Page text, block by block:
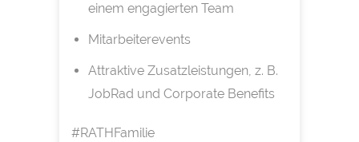
einem engagierten Team
Mitarbeiterevents
Attraktive Zusatzleistungen, z. B.
JobRad und Corporate Benefits
#RATHFamilie